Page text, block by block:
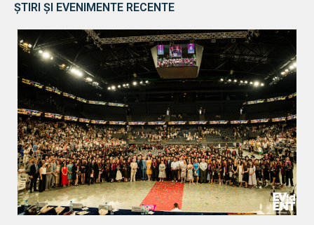
ȘTIRI ȘI EVENIMENTE RECENTE